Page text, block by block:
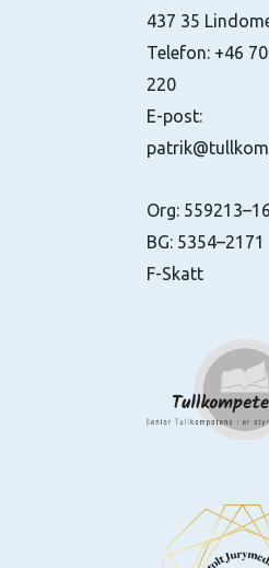
437 35
Telefon: +46
220
E-post:
Org:
BG: 5354–2171
F-Skatt